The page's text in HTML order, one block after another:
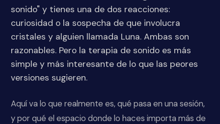
sonido" y tienes una de dos reacciones:
curiosidad o la sospecha de que involucra
cristales y alguien llamada Luna. Ambas son
razonables. Pero la terapia de sonido es más
simple y más interesante de lo que las peores
versiones sugieren.
Aquí va lo que realmente es, qué pasa en una sesión,
y por qué el espacio donde lo haces importa más de